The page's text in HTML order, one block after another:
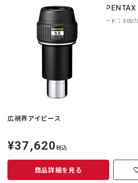
smc
商品コード：
広視界アイピース
定
価
¥37,620税込
商品詳細を見る